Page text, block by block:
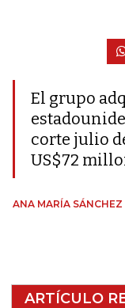
El grupo
corte julio
US$72
ANA MARÍA SÁNCHEZ
ARTÍCULO